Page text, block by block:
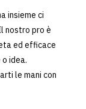
insieme ci
nostro pro è
ed efficace
idea.
le mani con